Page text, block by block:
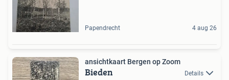
Papendrecht 4 aug 26
ansichtkaart Bergen op Zoom
Bieden Details